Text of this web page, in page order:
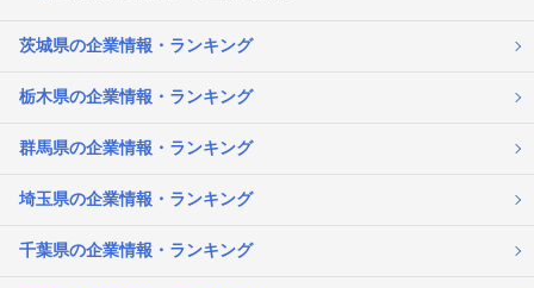
茨城県の企業情報・ランキング
栃木県の企業情報・ランキング
群馬県の企業情報・ランキング
埼玉県の企業情報・ランキング
千葉県の企業情報・ランキング